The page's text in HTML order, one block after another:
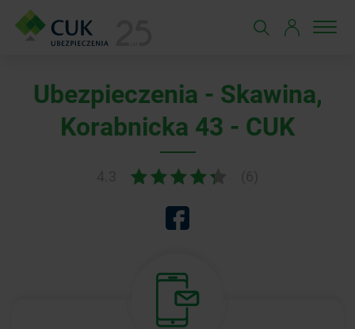
Ubezpieczenia - Skawina,
Korabnicka 43 - CUK